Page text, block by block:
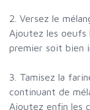
2. Versez le
Ajoutez les oeufs
premier soit bien
3. Tamisez la
continuant de
Ajoutez enfin les